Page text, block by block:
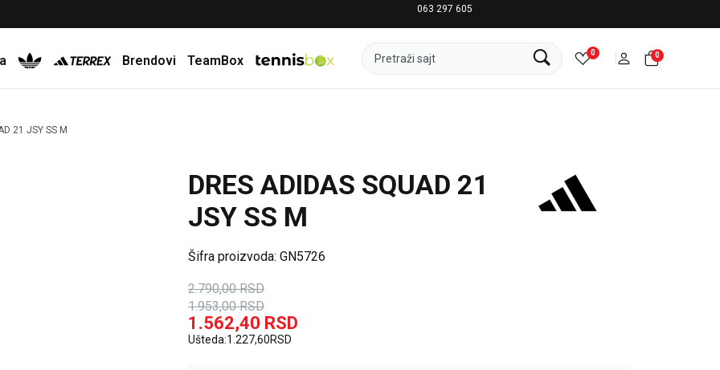
063 297 605
Brendovi TeamBox Pretraži sajt 0 0
21 JSY SS M
DRES ADIDAS SQUAD 21
JSY SS M
Šifra proizvoda: GN5726
2.790,00 RSD
1.953,00 RSD
1.562,40 RSD
Ušteda:1.227,60RSD